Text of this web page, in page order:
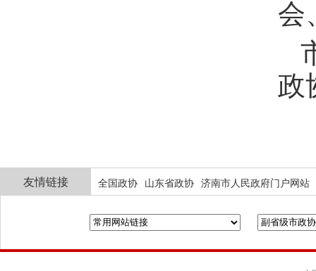
会
政
友情链接 全国政协 山东省政协 济南市人民政府门户网站